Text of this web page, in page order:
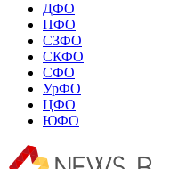
ДФО
ПФО
СЗФО
СКФО
СФО
УрФО
ЦФО
ЮФО